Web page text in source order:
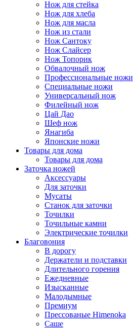
Нож для стейка
Нож для хлеба
Нож для масла
Нож из стали
Нож Сантоку
Нож Слайсер
Нож Топорик
Обвалочный нож
Профессиональные ножи
Специальные ножи
Универсальный нож
Филейный нож
Цай Дао
Шеф нож
Янагиба
Японские ножи
Товары для дома
Товары для дома
Заточка ножей
Аксессуары
Для заточки
Мусаты
Станок для заточки
Точилки
Точильные камни
Электрические точилки
Благовония
В дорогу
Держатели и подставки
Длительного горения
Ежедневные
Изысканные
Малодымные
Премиум
Прессованые Himenoka
Саше